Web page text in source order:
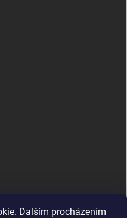
Dalším procházením